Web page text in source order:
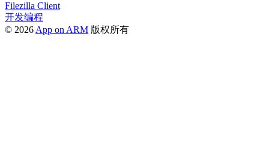
Filezilla Client
开发编程
© 2026 App on ARM 版权所有